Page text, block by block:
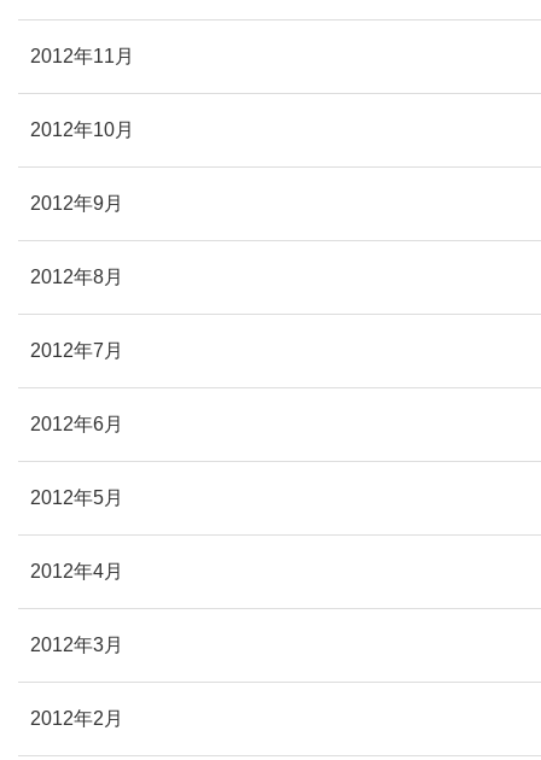
2012年11月
2012年10月
2012年9月
2012年8月
2012年7月
2012年6月
2012年5月
2012年4月
2012年3月
2012年2月